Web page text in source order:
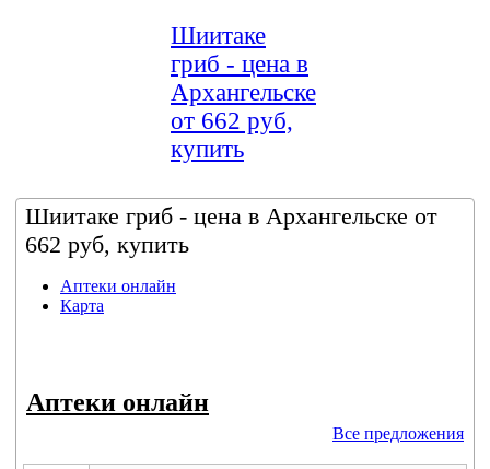
Шиитаке
гриб - цена в
Архангельске
от 662 руб,
купить
Шиитаке гриб - цена в Архангельске от
662 руб, купить
Аптеки онлайн
Карта
Аптеки онлайн
Все предложения